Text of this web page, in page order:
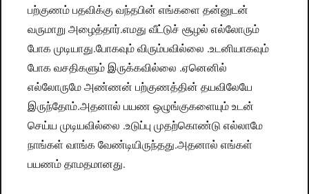
பற்குணம் பதவிக்கு வந்தபின் எங்களை தன்னுடன்
வருமாறு அழைத்தார்.எமது வீட்டுச் சூழல் எல்லோரும்
போக முடியாது.போகவும் விரும்பவில்லை .உடனியாகவும்
போக வசதிகளும் இருக்கவில்லை .ஏனெனில்
எல்லோருமே அண்ணன் பற்குணத்தின் தயவிலேயே
இருந்தோம்.அதனால் பயண ஒழுங்குகளையும் உடன்
செய்ய முடியவில்லை .உடுப்பு முதற்கொண்டு எல்லாமே
நாங்கள் வாங்க வேண்டியிருந்தது.அதனால் எங்கள்
பயணம் தாமதமானது.